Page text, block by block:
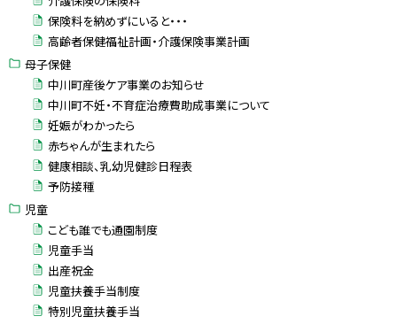
保険料を納めずにいると・・・
高齢者保健福祉計画・介護保険事業計画
母子保健
中川町産後ケア事業のお知らせ
中川町不妊・不育症治療費助成事業について
妊娠がわかったら
赤ちゃんが生まれたら
健康相談、乳幼児健診日程表
予防接種
児童
こども誰でも通園制度
児童手当
出産祝金
児童扶養手当制度
特別児童扶養手当